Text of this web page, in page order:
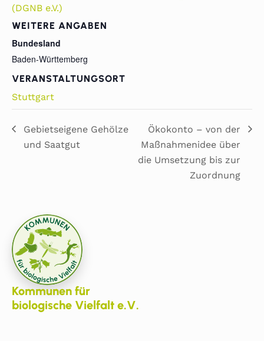
VERANSTALTUNGSORT
Stuttgart
(DGNB e.V.)
WEITERE ANGABEN
Bundesland
Baden-Württemberg
Gebietseigene Gehölze
und Saatgut
Ökokonto – von der
Maßnahmenidee über
die Umsetzung bis zur
Zuordnung
Kommunen für
biologische Vielfalt e.V.